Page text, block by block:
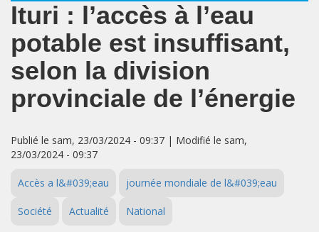
Ituri : l’accès à l’eau
potable est insuffisant,
selon la division
provinciale de l’énergie
Publié le sam, 23/03/2024 - 09:37 | Modifié le sam,
23/03/2024 - 09:37
Accès a l&#039;eau journée mondiale de l&#039;eau
Société Actualité National